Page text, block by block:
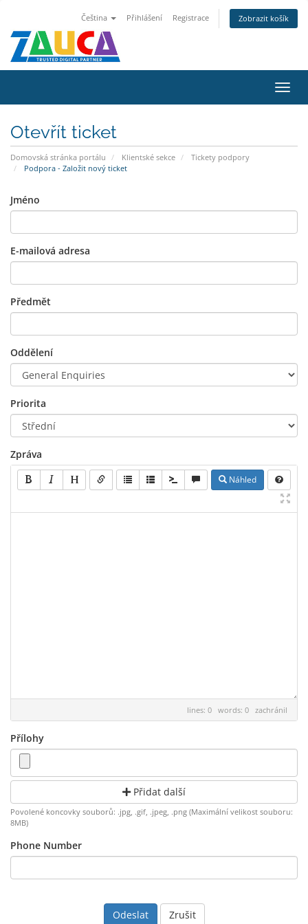
Čeština Přihlášení Registrace Zobrazit košík
Otevřít ticket
Domovská stránka portálu Klientské sekce
Tickety podpory
Podpora - Založit nový ticket
Jméno
E-mailová adresa
Předmět
Oddělení
Priorita
Zpráva
Náhled
lines: 0 words: 0 zachránil
Přílohy
Přidat další
Povolené koncovky souborů: .jpg, .gif, .jpeg, .png (Maximální velikost souboru:
8MB)
Phone Number
Zrušit